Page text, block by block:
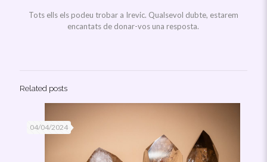
Tots ells els podeu trobar a Irevic. Qualsevol dubte, estarem
encantats de donar-vos una resposta.
Related posts
04/04/2024